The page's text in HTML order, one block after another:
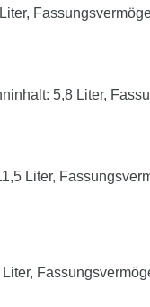
5,8 Liter,
Liter,